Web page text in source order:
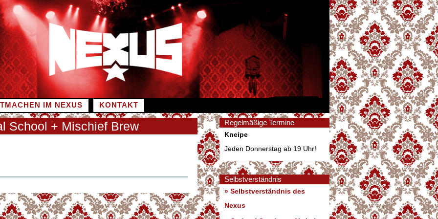
IM NEXUS KONTAKT
School + Mischief Brew Regelmäßige Termine
Kneipe
Jeden Donnerstag ab 19 Uhr!
Selbstverständnis
» Selbstverständnis des
Nexus